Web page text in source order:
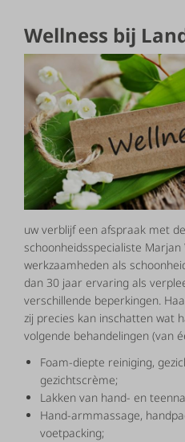
Wellness bij
uw verblijf een afspraak met
schoonheidsspecialiste
werkzaamheden als
dan 30 jaar ervaring als
verschillende beperkingen.
zij precies kan inschatten wat
volgende behandelingen (van
Foam-diepte reiniging,
gezichtscrème;
Lakken van hand- en
Hand-armmassage,
voetpacking;